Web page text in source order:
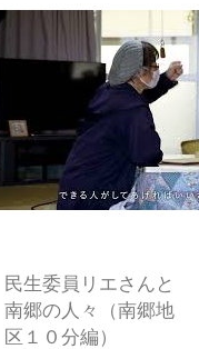
民生委員リエさんと
南郷の人々（南郷地
区１０分編）